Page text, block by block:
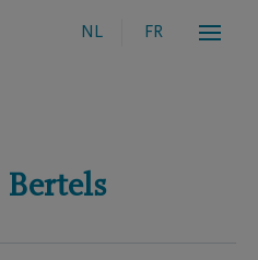
NL FR
Bertels